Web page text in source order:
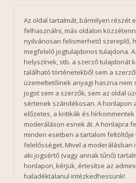
Az oldal tartalmát, bármilyen részét
felhasználni, más oldalon
nyilvánosan felismerhető szereplő,
megfelelő jogtulajdonos tulajdona.
helyszínek, stb. a szerző tulajdonát
található történetekből sem a
üzemeltetőinek anyagi haszna nem
jogot sem a szerzők, sem az oldal
sértenek szándékosan. A honlapon
előzetes, a kritikák és
moderáláson esnek át. A honlapra
minden esetben a tartalom feltöltője
felelősséget. Mivel a moderálásban
aki jogsértő (vagy annak tűnő)
honlapon, kérjük, értesítse az
haladéktalanul intézkedhessünk!